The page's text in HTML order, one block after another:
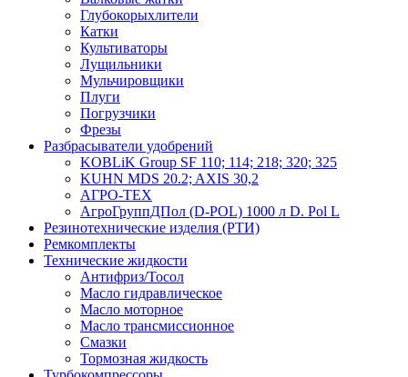
Глубокорыхлители
Катки
Культиваторы
Лущильники
Мульчировщики
Плуги
Погрузчики
Фрезы
Разбрасыватели удобрений
KOBLiK Group SF 110; 114; 218; 320; 325
KUHN MDS 20.2; AXIS 30,2
АГРО-ТЕХ
АгроГруппДПол (D-POL) 1000 л D. Pol L
Резинотехнические изделия (РТИ)
Ремкомплекты
Технические жидкости
Антифриз/Тосол
Масло гидравлическое
Масло моторное
Масло трансмиссионное
Смазки
Тормозная жидкость